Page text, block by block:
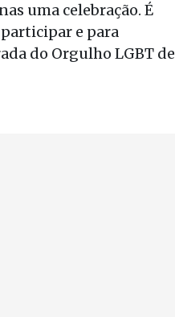
uma celebração. É
e para
do Orgulho LGBT de